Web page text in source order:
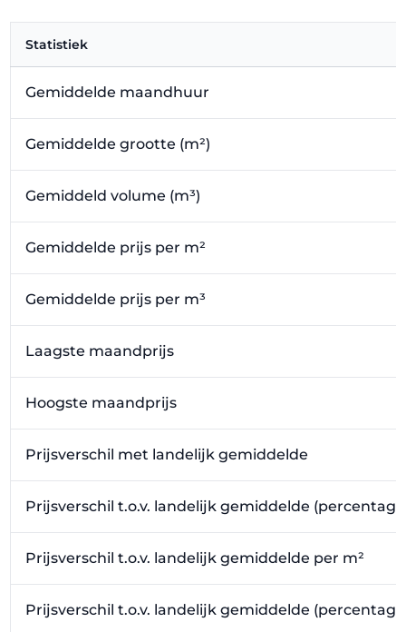
Statistiek
Gemiddelde maandhuur
Gemiddelde grootte (m²)
Gemiddeld volume (m³)
Gemiddelde prijs per m²
Gemiddelde prijs per m³
Laagste maandprijs
Hoogste maandprijs
Prijsverschil met landelijk gemiddelde
Prijsverschil t.o.v. landelijk gemiddelde
Prijsverschil t.o.v. landelijk gemiddelde per m²
Prijsverschil t.o.v. landelijk gemiddelde